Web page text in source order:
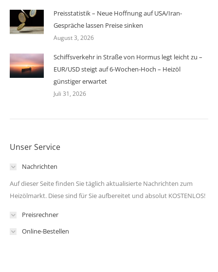
Preisstatistik – Neue Hoffnung auf USA/Iran-
Gespräche lassen Preise sinken
August 3, 2026
Schiffsverkehr in Straße von Hormus legt leicht zu –
EUR/USD steigt auf 6-Wochen-Hoch – Heizöl
günstiger erwartet
Juli 31, 2026
Unser Service
Nachrichten
Auf dieser Seite finden Sie täglich aktualisierte Nachrichten zum
Heizölmarkt. Diese sind für Sie aufbereitet und absolut KOSTENLOS!
Preisrechner
Online-Bestellen